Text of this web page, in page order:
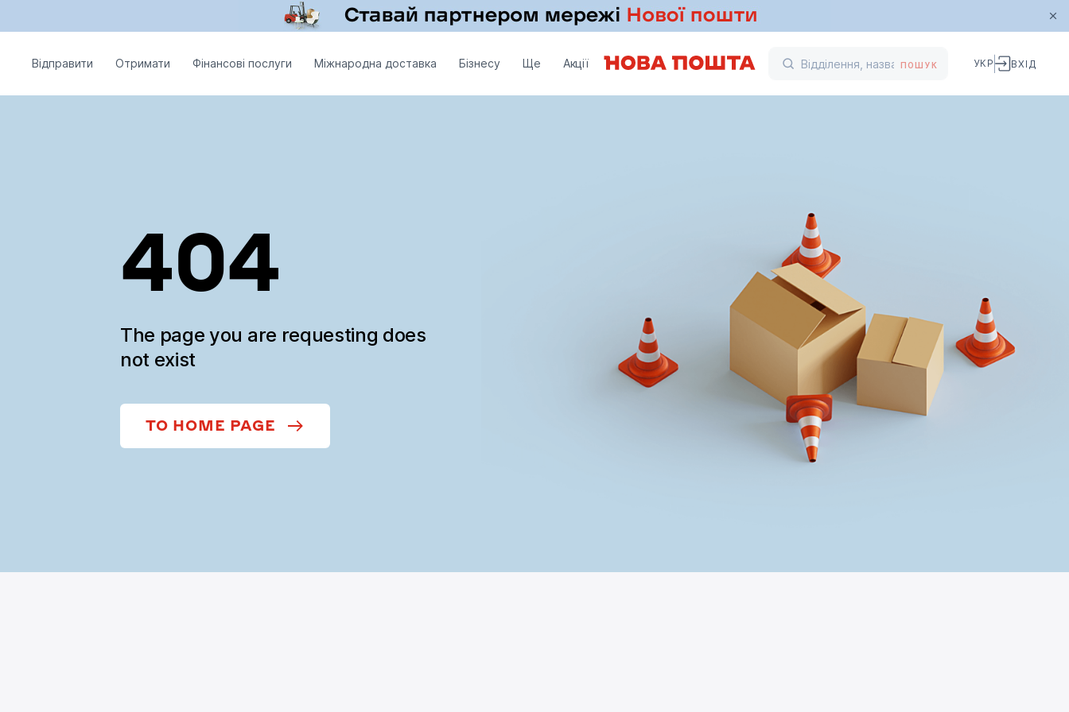
Відправити Отримати Фінансові послуги Міжнародна доставка Бізнесу Ще Акції ПОШУК УКР ВХІД
404
The page you are requesting does
not exist
TO HOME PAGE